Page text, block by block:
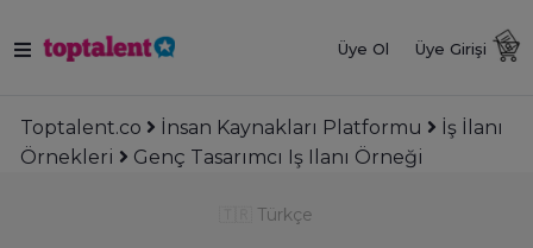
Üye Ol Üye Girişi
Toptalent.co İnsan Kaynakları Platformu
İş İlanı
Örnekleri
Genç Tasarımcı Iş Ilanı Örneği
Türkçe